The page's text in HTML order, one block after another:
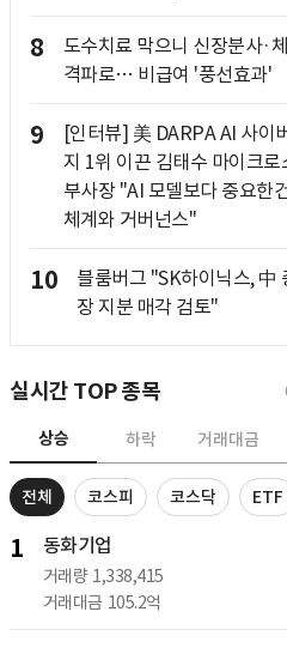
8
도수치료 막으니 신장분사·
격파로… 비급여 '풍선효과'
9
[인터뷰] 美 DARPA AI 사이
지 1위 이끈 김태수 마이크로
부사장 "AI 모델보다 중요한
체계와 거버넌스"
10
블룸버그 "SK하이닉스, 中
장 지분 매각 검토"
실시간 TOP 종목
상승 하락 거래대금
전체 코스피 코스닥 ETF
1 동화기업
거래량 1,338,415
거래대금 105.2억